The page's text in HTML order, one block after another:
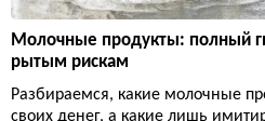
Молочные продукты: полный
рытым рискам
Разбираемся, какие молочные
своих денег, а какие лишь